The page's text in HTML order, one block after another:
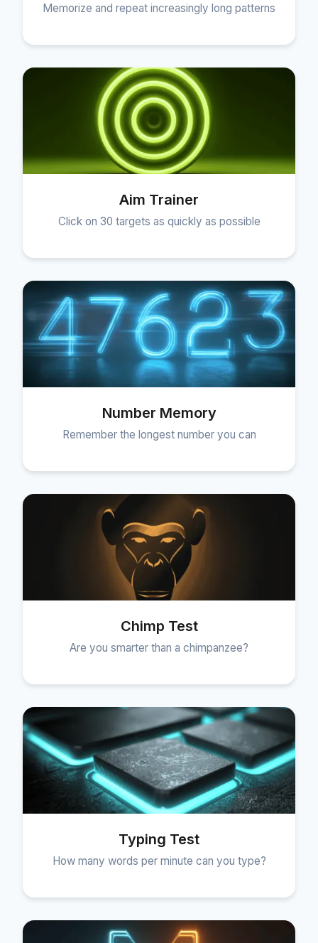
Memorize and repeat increasingly long patterns
Aim Trainer
Click on 30 targets as quickly as possible
Number Memory
Remember the longest number you can
Chimp Test
Are you smarter than a chimpanzee?
Typing Test
How many words per minute can you type?